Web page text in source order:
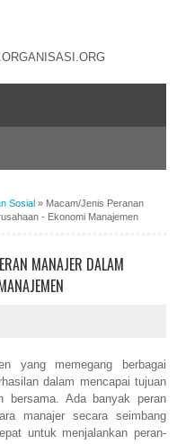
Sosial » Macam/Jenis Peranan
- Ekonomi Manajemen
MANAJER DALAM
yang memegang berbagai
dalam mencapai tujuan
bersama. Ada banyak peran
manajer secara seimbang
untuk menjalankan peran-